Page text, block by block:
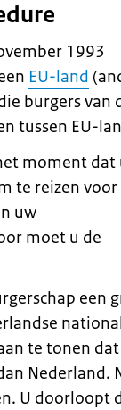
1993
EU-land
burgers van
tussen EU-
moment dat
te reizen voor
uw
moet u de
een
te tonen
Nederland.
U doorloopt